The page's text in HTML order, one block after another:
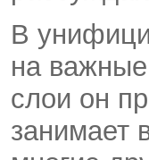
В
на
слои он
занимает